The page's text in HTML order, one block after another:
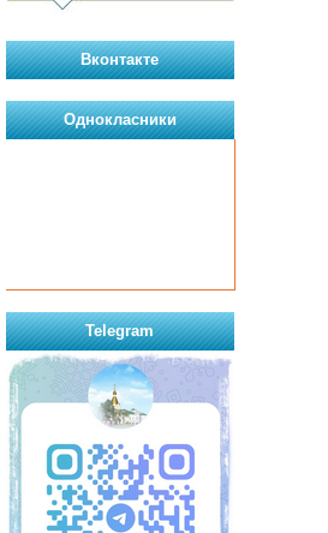
Вконтакте
Однокласники
Telegram